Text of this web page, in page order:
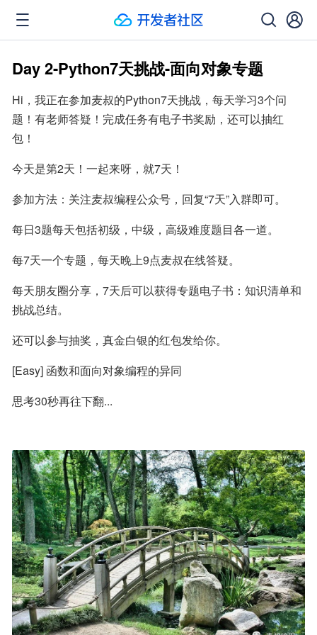
Day 2-Python7天挑战-面向对象专题
Hi，我正在参加麦叔的Python7天挑战，每天学习3个问
题！有老师答疑！完成任务有电子书奖励，还可以抽红
包！
今天是第2天！一起来呀，就7天！
参加方法：关注麦叔编程公众号，回复“7天”入群即可。
每日3题每天包括初级，中级，高级难度题目各一道。
每7天一个专题，每天晚上9点麦叔在线答疑。
每天朋友圈分享，7天后可以获得专题电子书：知识清单和
挑战总结。
还可以参与抽奖，真金白银的红包发给你。
[Easy] 函数和面向对象编程的异同
思考30秒再往下翻...